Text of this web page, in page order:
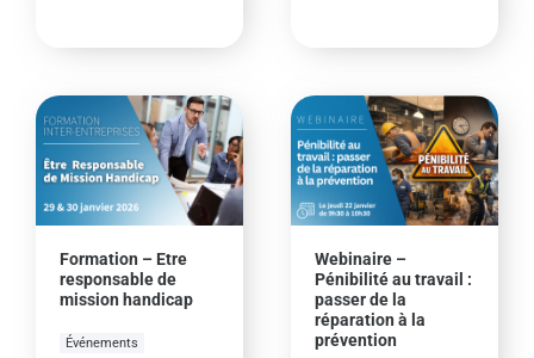
Formation – Etre
responsable de
mission handicap
Événements
Webinaire –
Pénibilité au travail :
passer de la
réparation à la
prévention